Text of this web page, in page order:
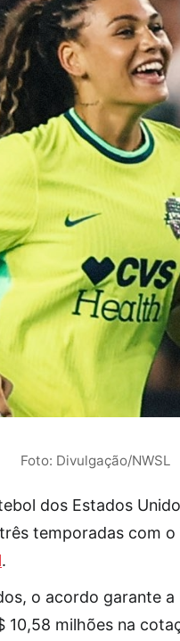
Foto: Divulgação/NWSL
dos Estados
temporadas com o
.
o acordo garante
milhões na